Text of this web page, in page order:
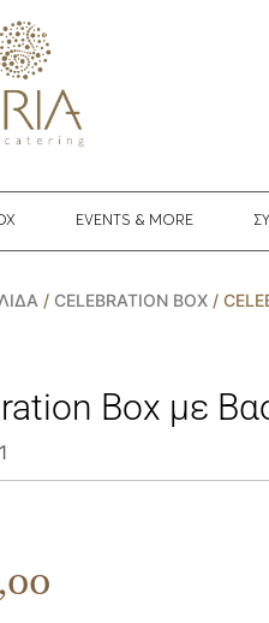
EVENTS & MORE
/ CELEBRATION BOX /
Box με